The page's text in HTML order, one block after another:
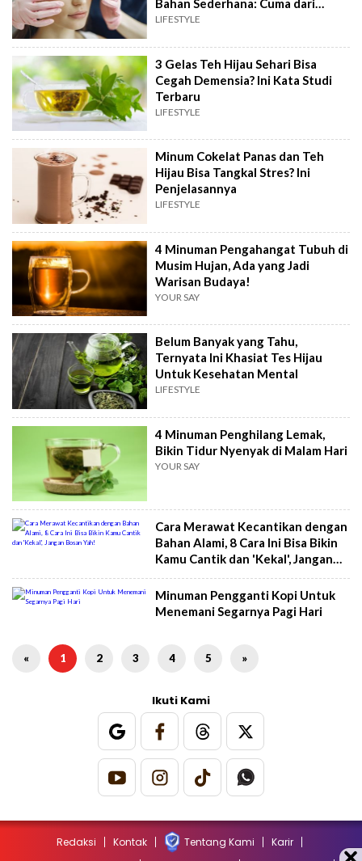
Bahan Sederhana: Cuma dari
Minuman Ini
LIFESTYLE
3 Gelas Teh Hijau Sehari Bisa
Cegah Demensia? Ini Kata Studi
Terbaru
LIFESTYLE
Minum Cokelat Panas dan Teh
Hijau Bisa Tangkal Stres? Ini
Penjelasannya
LIFESTYLE
4 Minuman Pengahangat Tubuh di
Musim Hujan, Ada yang Jadi
Warisan Budaya!
YOUR SAY
Belum Banyak yang Tahu,
Ternyata Ini Khasiat Tes Hijau
Untuk Kesehatan Mental
LIFESTYLE
4 Minuman Penghilang Lemak,
Bikin Tidur Nyenyak di Malam Hari
YOUR SAY
Cara Merawat Kecantikan dengan
Bahan Alami, 8 Cara Ini Bisa Bikin
Kamu Cantik dan 'Kekal', Jangan
Bosan Yah!
Minuman Pengganti Kopi Untuk
Menemani Segarnya Pagi Hari
« 1 2 3 4 5 »
Ikuti Kami
Redaksi Kontak Tentang Kami
Karir